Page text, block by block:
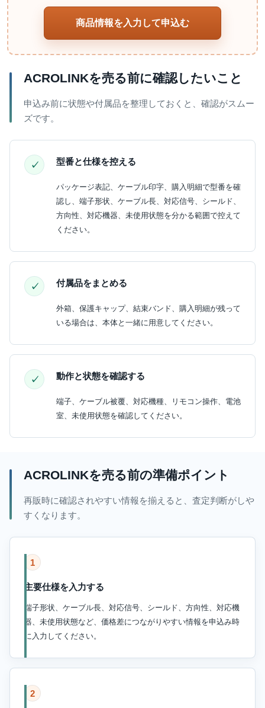
商品情報を入力して申込む
ACROLINKを売る前に確認したいこと
申込み前に状態や付属品を整理しておくと、確認がスムー
ズです。
型番と仕様を控える
パッケージ表記、ケーブル印字、購入明細で型番を確
認し、端子形状、ケーブル長、対応信号、シールド、
方向性、対応機器、未使用状態を分かる範囲で控えて
ください。
付属品をまとめる
外箱、保護キャップ、結束バンド、購入明細が残って
いる場合は、本体と一緒に用意してください。
動作と状態を確認する
端子、ケーブル被覆、対応機種、リモコン操作、電池
室、未使用状態を確認してください。
ACROLINKを売る前の準備ポイント
再販時に確認されやすい情報を揃えると、査定判断がしや
すくなります。
1
主要仕様を入力する
端子形状、ケーブル長、対応信号、シールド、方向性、対応機
器、未使用状態など、価格差につながりやすい情報を申込み時
に入力してください。
2